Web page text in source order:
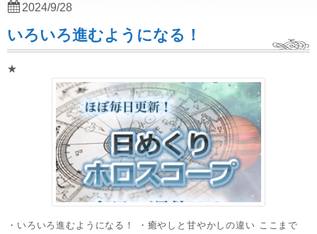
いろいろ進むようになる！
★
・いろいろ進むようになる！ ・癒やしと甘やかしの違い ここまで
2024/9/28